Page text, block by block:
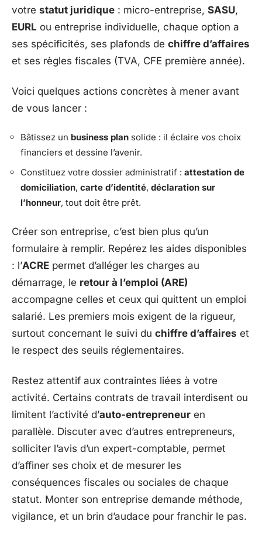
votre statut juridique : micro-entreprise, SASU,
EURL ou entreprise individuelle, chaque option a
ses spécificités, ses plafonds de chiffre d’affaires
et ses règles fiscales (TVA, CFE première année).
Voici quelques actions concrètes à mener avant
de vous lancer :
Bâtissez un business plan solide : il éclaire vos choix
financiers et dessine l’avenir.
Constituez votre dossier administratif : attestation de
domiciliation, carte d’identité, déclaration sur
l’honneur, tout doit être prêt.
Créer son entreprise, c’est bien plus qu’un
formulaire à remplir. Repérez les aides disponibles
: l’ACRE permet d’alléger les charges au
démarrage, le retour à l’emploi (ARE)
accompagne celles et ceux qui quittent un emploi
salarié. Les premiers mois exigent de la rigueur,
surtout concernant le suivi du chiffre d’affaires et
le respect des seuils réglementaires.
Restez attentif aux contraintes liées à votre
activité. Certains contrats de travail interdisent ou
limitent l’activité d’auto-entrepreneur en
parallèle. Discuter avec d’autres entrepreneurs,
solliciter l’avis d’un expert-comptable, permet
d’affiner ses choix et de mesurer les
conséquences fiscales ou sociales de chaque
statut. Monter son entreprise demande méthode,
vigilance, et un brin d’audace pour franchir le pas.